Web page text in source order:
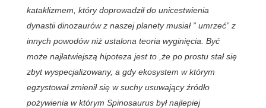
kataklizmem, który doprowadził do unicestwienia
dynastii dinozaurów z naszej planety musiał ” umrzeć” z
innych powodów niż ustalona teoria wyginięcia. Być
może najłatwiejszą hipoteza jest to ,że po prostu stał się
zbyt wyspecjalizowany, a gdy ekosystem w którym
egzystował zmienił się w suchy usuwający źródło
pożywienia w którym Spinosaurus był najlepiej